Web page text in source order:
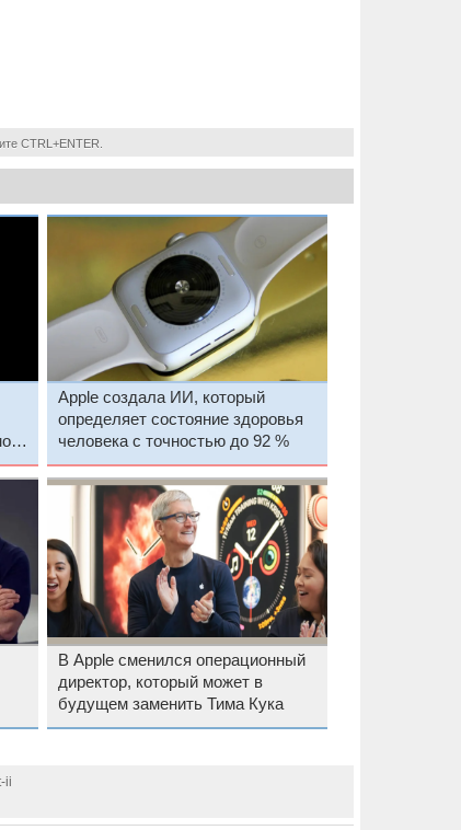
CTRL+ENTER.
Apple создала ИИ, который
определяет состояние здоровья
человека с точностью до 92 %
В Apple сменился операционный
директор, который может в
будущем заменить Тима Кука
ii